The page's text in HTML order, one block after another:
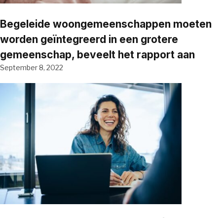
Begeleide woongemeenschappen moeten
worden geïntegreerd in een grotere
gemeenschap, beveelt het rapport aan
September 8, 2022